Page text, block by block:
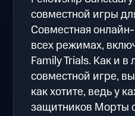
совместной игры
Совместная
всех режимах,
Family Trials. Как и в
совместной игре,
как хотите, ведь у
защитников Морты